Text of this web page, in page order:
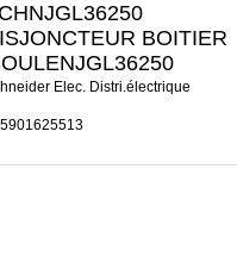
BOITIER
Elec. Distri.électrique